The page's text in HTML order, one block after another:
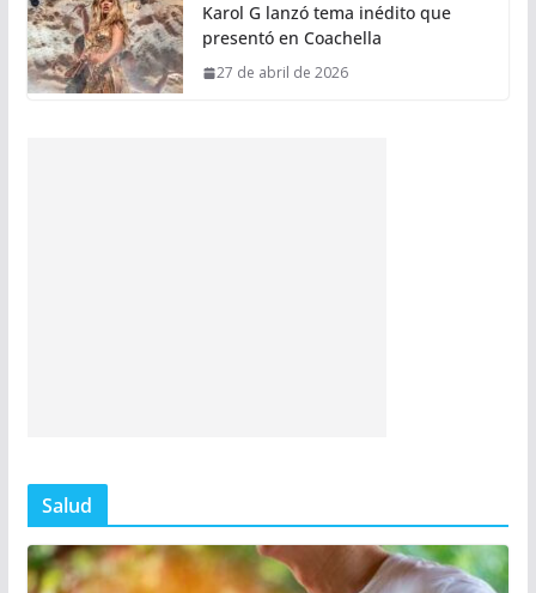
Karol G lanzó tema inédito que
presentó en Coachella
27 de abril de 2026
Salud